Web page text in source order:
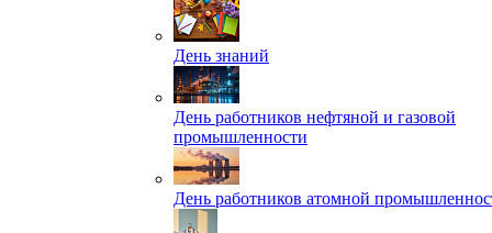
День знаний
День работников нефтяной и газовой
промышленности
День работников атомной